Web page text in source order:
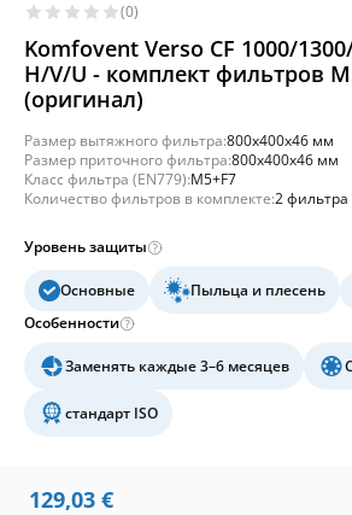
(0)
Komfovent Verso CF 1000/
H/V/U - комплект фильтров
(оригинал)
Размер вытяжного фильтра:800x400x46 мм
Размер приточного фильтра:800x400x46 мм
Класс фильтра (EN779):M5+F7
Количество фильтров в комплекте:2 фильтра
Уровень защиты
Основные Пыльца и плесень
Особенности
Заменять каждые 3–6 месяцев
стандарт ISO
129,03 €